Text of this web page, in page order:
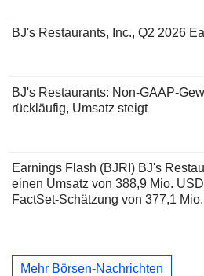
BJ's Restaurants, Inc., Q2 2026
BJ's Restaurants: Non-GAAP-
rückläufig, Umsatz steigt
Earnings Flash (BJRI) BJ's
einen Umsatz von 388,9 Mio.
FactSet-Schätzung von 377,1
Mehr Börsen-Nachrichten